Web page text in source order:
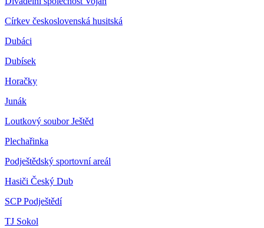
Církev československá husitská
Dubáci
Dubísek
Horačky
Junák
Loutkový soubor Ještěd
Plechařinka
Podještědský sportovní areál
Hasiči Český Dub
SCP Podještědí
TJ Sokol